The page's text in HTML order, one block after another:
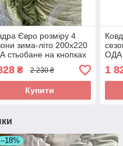
Євро розміру 4
зима-літо 200х220
стьобане на кнопках
1,
₴ 2 230 ₴
Купити
ОДА
3 в
1
–18%